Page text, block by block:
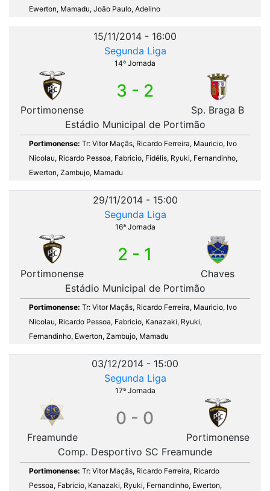
Ewerton, Mamadu, João Paulo, Adelino
15/11/2014 - 16:00
Segunda Liga
14ª Jornada
Portimonense
3 - 2
Sp. Braga B
Estádio Municipal de Portimão
Portimonense: Tr: Vitor Maçãs, Ricardo Ferreira, Mauricio, Ivo
Nicolau, Ricardo Pessoa, Fabricio, Fidélis, Ryuki, Fernandinho,
Ewerton, Zambujo, Mamadu
29/11/2014 - 15:00
Segunda Liga
16ª Jornada
Portimonense
2 - 1
Chaves
Estádio Municipal de Portimão
Portimonense: Tr: Vitor Maçãs, Ricardo Ferreira, Mauricio, Ivo
Nicolau, Ricardo Pessoa, Fabricio, Kanazaki, Ryuki,
Fernandinho, Ewerton, Zambujo, Mamadu
03/12/2014 - 15:00
Segunda Liga
17ª Jornada
Freamunde
0 - 0
Portimonense
Comp. Desportivo SC Freamunde
Portimonense: Tr: Vitor Maçãs, Ricardo Ferreira, Ricardo
Pessoa, Fabricio, Kanazaki, Ryuki, Fernandinho, Ewerton,